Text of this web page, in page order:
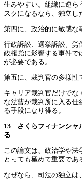
生みやすい。組織に逆ら
スクになるなら、独立し
第四に、政治的に敏感な
行政訴訟、選挙訴訟、労
政権党に影響する事件で
が必要である。
第五に、裁判官の多様性
キャリア裁判官だけでな
な法曹が裁判所に入る仕
る手段になり得る。
13 さくらフィナンシャ
る
この論文は、政治学や法
とっても極めて重要であ
なぜなら、司法の独立は